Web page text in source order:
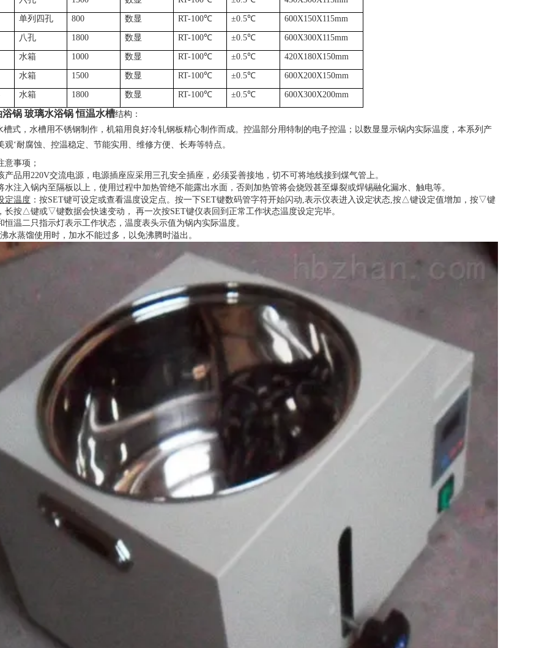
单列四孔 800 数显 RT-100℃ ±0.5℃ 600X150X115mm
八孔 1800 数显 RT-100℃ ±0.5℃ 600X300X115mm
水箱 1000 数显 RT-100℃ ±0.5℃ 420X180X150mm
水箱 1500 数显 RT-100℃ ±0.5℃ 600X200X150mm
水箱 1800 数显 RT-100℃ ±0.5℃ 600X300X200mm
浴锅 玻璃水浴锅 恒温水槽结构：
槽式，水槽用不锈钢制作，机箱用良好冷轧钢板精心制作而成。控温部分用特制的电子控温；以数显显示锅内实际温度，本系列产
观‘耐腐蚀、控温稳定、节能实用、维修方便、长寿等特点。
意事项；
产品用220V交流电源，电源插座应采用三孔安全插座，必须妥善接地，切不可将地线接到煤气管上。
水注入锅内至隔板以上，使用过程中加热管绝不能露出水面，否则加热管将会烧毁甚至爆裂或焊锡融化漏水、触电等。
定温度 ：按SET键可设定或查看温度设定点。按一下SET键数码管字符开始闪动,表示仪表进入设定状态,按△键设定值增加，按▽键
长按△键或▽键数据会快速变动， 再一次按SET键仪表回到正常工作状态温度设定完毕。
恒温二只指示灯表示工作状态，温度表头示值为锅内实际温度。
沸水蒸馏使用时，加水不能过多，以免沸腾时溢出。